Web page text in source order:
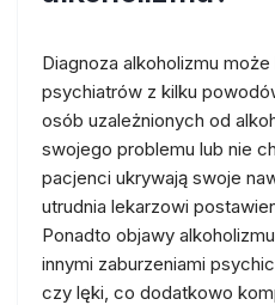
Diagnoza alkoholizmu
psychiatrów z kilku
osób uzależnionych od
swojego problemu lub nie
pacjenci ukrywają swoje
utrudnia lekarzowi
Ponadto objawy
innymi zaburzeniami
czy lęki, co dodatkowo